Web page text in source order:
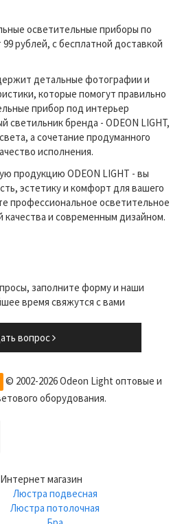
осветительные приборы по
рублей, с бесплатной доставкой
детальные фотографии и
которые помогут правильно
прибор под интерьер
светильник бренда - ODEON LIGHT,
а сочетание продуманного
исполнения.
продукцию ODEON LIGHT - вы
эстетику и комфорт для вашего
профессиональное осветительное
качества и современным дизайном.
заполните форму и наши
время свяжутся с вами
вопрос
© 2002-2026 Odeon Light оптовые и
оборудования.
Интернет магазин
Люстра подвесная
Люстра потолочная